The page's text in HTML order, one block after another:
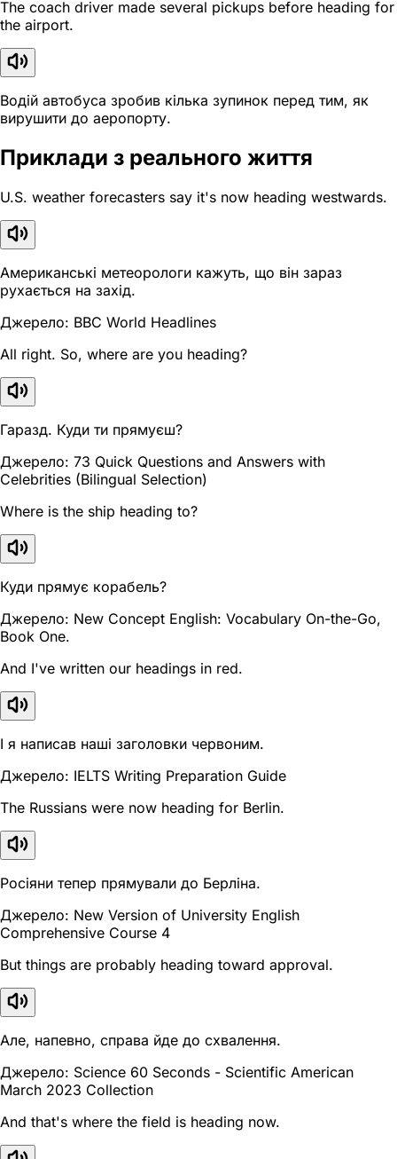
The coach driver made several pickups before heading for
the airport.
Водій автобуса зробив кілька зупинок перед тим, як
вирушити до аеропорту.
Приклади з реального життя
U.S. weather forecasters say it's now heading westwards.
Американські метеорологи кажуть, що він зараз
рухається на захід.
Джерело: BBC World Headlines
All right. So, where are you heading?
Гаразд. Куди ти прямуєш?
Джерело: 73 Quick Questions and Answers with
Celebrities (Bilingual Selection)
Where is the ship heading to?
Куди прямує корабель?
Джерело: New Concept English: Vocabulary On-the-Go,
Book One.
And I've written our headings in red.
І я написав наші заголовки червоним.
Джерело: IELTS Writing Preparation Guide
The Russians were now heading for Berlin.
Росіяни тепер прямували до Берліна.
Джерело: New Version of University English
Comprehensive Course 4
But things are probably heading toward approval.
Але, напевно, справа йде до схвалення.
Джерело: Science 60 Seconds - Scientific American
March 2023 Collection
And that's where the field is heading now.